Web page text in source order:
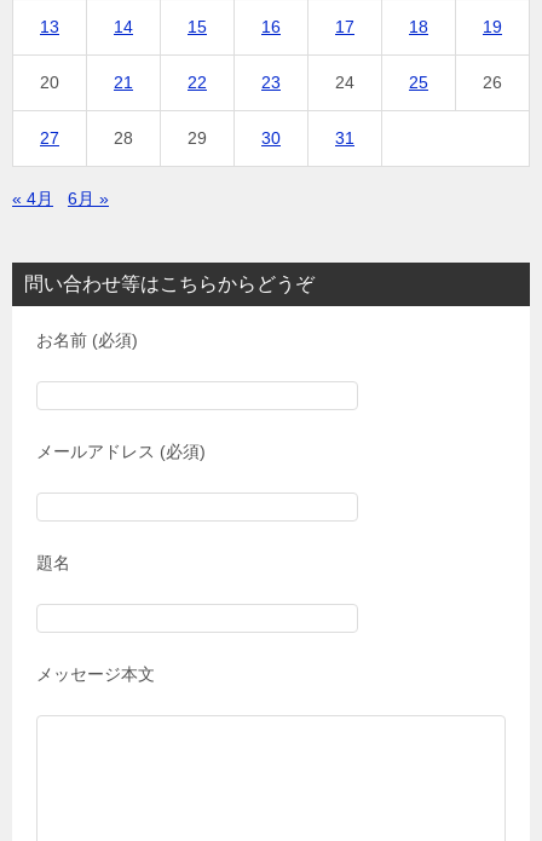
13 14 15 16 17 18 19
20 21 22 23 24 25 26
27 28 29 30 31
« 4月 6月 »
問い合わせ等はこちらからどうぞ
お名前 (必須)
メールアドレス (必須)
題名
メッセージ本文